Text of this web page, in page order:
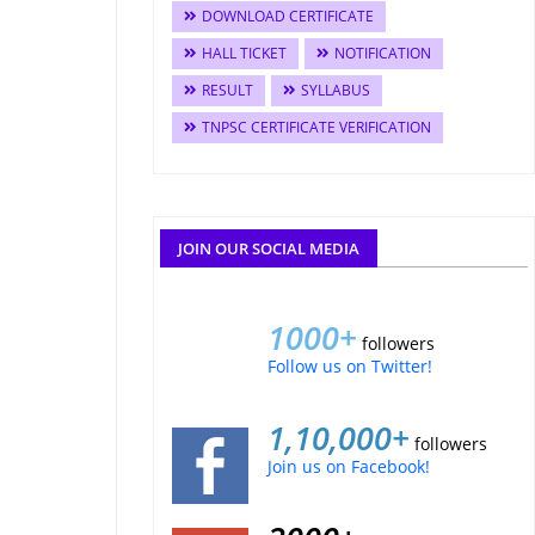
DOWNLOAD CERTIFICATE
HALL TICKET
NOTIFICATION
RESULT
SYLLABUS
TNPSC CERTIFICATE VERIFICATION
JOIN OUR SOCIAL MEDIA
1000+ followers
Follow us on Twitter!
1,10,000+ followers
Join us on Facebook!